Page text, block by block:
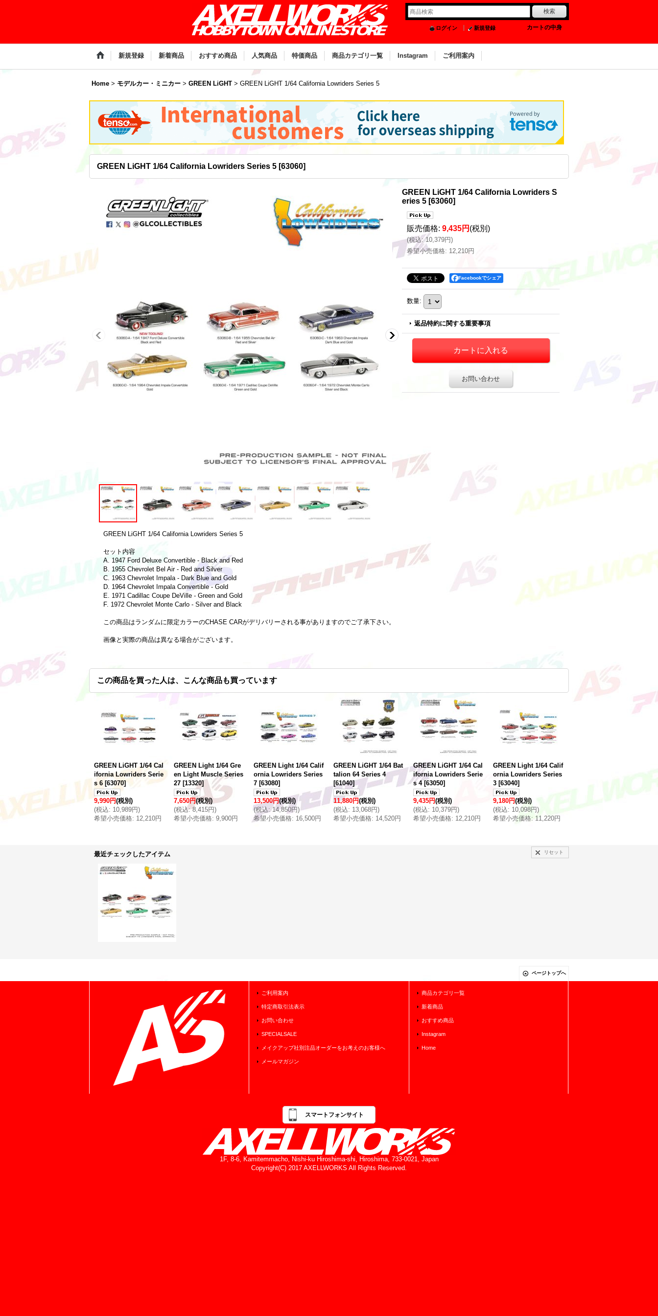
カートの中身
ログイン 新規登録
新規登録 新着商品 おすすめ商品 人気商品 特価商品 商品カテゴリ一覧 Instagram ご利用案内
Home > モデルカー・ミニカー > GREEN LiGHT > GREEN LiGHT 1/64 California Lowriders Series 5
GREEN LiGHT 1/64 California Lowriders Series 5 [63060]
GREEN LiGHT 1/64 California Lowriders S
eries 5 [63060]
販売価格: 9,435円 (税別)
(税込: 10,379円)
希望小売価格: 12,210円
Facebookでシェア
数量:
返品特約に関する重要事項
お問い合わせ
GREEN LiGHT 1/64 California Lowriders Series 5
セット内容
A. 1947 Ford Deluxe Convertible - Black and Red
B. 1955 Chevrolet Bel Air - Red and Silver
C. 1963 Chevrolet Impala - Dark Blue and Gold
D. 1964 Chevrolet Impala Convertible - Gold
E. 1971 Cadillac Coupe DeVille - Green and Gold
F. 1972 Chevrolet Monte Carlo - Silver and Black
この商品はランダムに限定カラーのCHASE CARがデリバリーされる事がありますのでご了承下さい。
画像と実際の商品は異なる場合がございます。
この商品を買った人は、こんな商品も買っています
GREEN LiGHT 1/64 Cal
ifornia Lowriders Serie
s 6 [63070]
9,990円(税別)
(税込: 10,989円)
希望小売価格: 12,210円
GREEN Light 1/64 Gre
en Light Muscle Series
27 [13320]
7,650円(税別)
(税込: 8,415円)
希望小売価格: 9,900円
GREEN Light 1/64 Calif
ornia Lowriders Series
7 [63080]
13,500円(税別)
(税込: 14,850円)
希望小売価格: 16,500円
GREEN LiGHT 1/64 Bat
talion 64 Series 4
[61040]
11,880円(税別)
(税込: 13,068円)
希望小売価格: 14,520円
GREEN LiGHT 1/64 Cal
ifornia Lowriders Serie
s 4 [63050]
9,435円(税別)
(税込: 10,379円)
希望小売価格: 12,210円
GREEN Light 1/64 Calif
ornia Lowriders Series
3 [63040]
9,180円(税別)
(税込: 10,098円)
希望小売価格: 11,220円
最近チェックしたアイテム リセット
ページトップへ
ご利用案内
特定商取引法表示
お問い合わせ
SPECIALSALE
メイクアップ社別注品オーダーをお考えのお客様へ
メールマガジン
商品カテゴリ一覧
新着商品
おすすめ商品
Instagram
Home
スマートフォンサイト
1F, 8-6, Kamitemmacho, Nishi-ku Hiroshima-shi, Hiroshima, 733-0021, Japan
Copyright(C) 2017 AXELLWORKS All Rights Reserved.